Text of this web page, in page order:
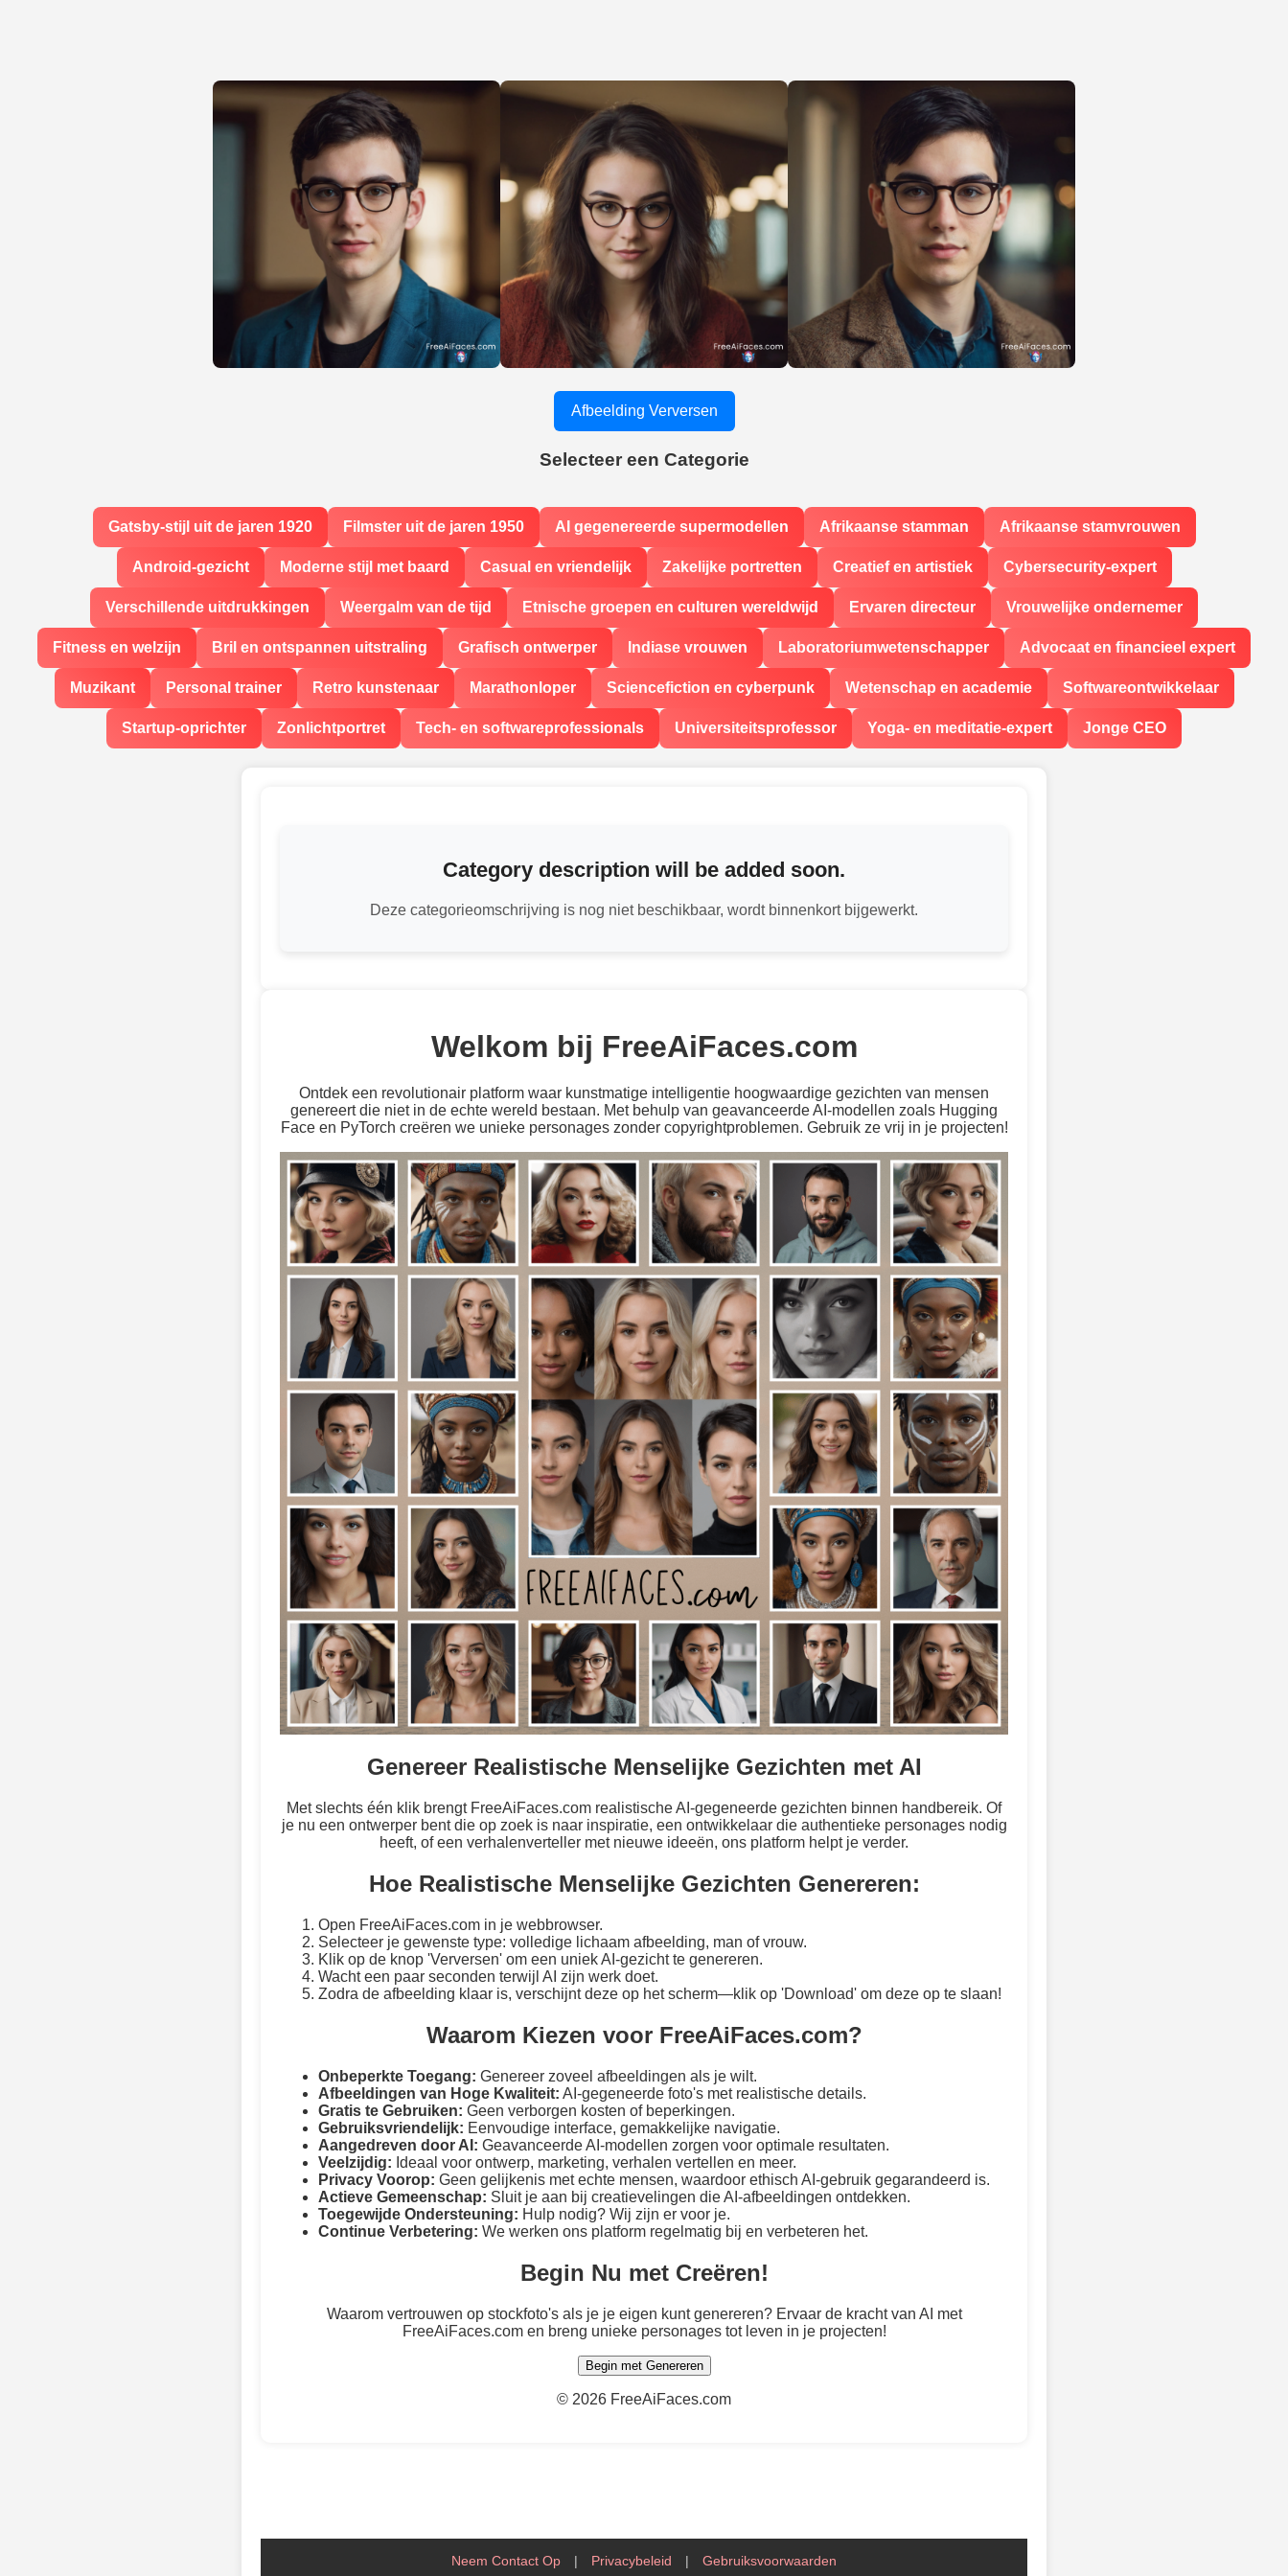
Afbeelding Verversen
Selecteer een Categorie
Gatsby-stijl uit de jaren 1920 Filmster uit de jaren 1950 AI gegenereerde supermodellen Afrikaanse stamman Afrikaanse stamvrouwen
Android-gezicht Moderne stijl met baard Casual en vriendelijk Zakelijke portretten Creatief en artistiek Cybersecurity-expert
Verschillende uitdrukkingen Weergalm van de tijd Etnische groepen en culturen wereldwijd Ervaren directeur Vrouwelijke ondernemer
Fitness en welzijn Bril en ontspannen uitstraling Grafisch ontwerper Indiase vrouwen Laboratoriumwetenschapper Advocaat en financieel expert
Muzikant Personal trainer Retro kunstenaar Marathonloper Sciencefiction en cyberpunk Wetenschap en academie Softwareontwikkelaar
Startup-oprichter Zonlichtportret Tech- en softwareprofessionals Universiteitsprofessor Yoga- en meditatie-expert Jonge CEO
Category description will be added soon.
Deze categorieomschrijving is nog niet beschikbaar, wordt binnenkort bijgewerkt.
Welkom bij FreeAiFaces.com
Ontdek een revolutionair platform waar kunstmatige intelligentie hoogwaardige gezichten van mensen
genereert die niet in de echte wereld bestaan. Met behulp van geavanceerde AI-modellen zoals Hugging
Face en PyTorch creëren we unieke personages zonder copyrightproblemen. Gebruik ze vrij in je projecten!
Genereer Realistische Menselijke Gezichten met AI
Met slechts één klik brengt FreeAiFaces.com realistische AI-gegeneerde gezichten binnen handbereik. Of
je nu een ontwerper bent die op zoek is naar inspiratie, een ontwikkelaar die authentieke personages nodig
heeft, of een verhalenverteller met nieuwe ideeën, ons platform helpt je verder.
Hoe Realistische Menselijke Gezichten Genereren:
Open FreeAiFaces.com in je webbrowser.
Selecteer je gewenste type: volledige lichaam afbeelding, man of vrouw.
Klik op de knop 'Verversen' om een uniek AI-gezicht te genereren.
Wacht een paar seconden terwijl AI zijn werk doet.
Zodra de afbeelding klaar is, verschijnt deze op het scherm—klik op 'Download' om deze op te slaan!
Waarom Kiezen voor FreeAiFaces.com?
Onbeperkte Toegang: Genereer zoveel afbeeldingen als je wilt.
Afbeeldingen van Hoge Kwaliteit: AI-gegeneerde foto's met realistische details.
Gratis te Gebruiken: Geen verborgen kosten of beperkingen.
Gebruiksvriendelijk: Eenvoudige interface, gemakkelijke navigatie.
Aangedreven door AI: Geavanceerde AI-modellen zorgen voor optimale resultaten.
Veelzijdig: Ideaal voor ontwerp, marketing, verhalen vertellen en meer.
Privacy Voorop: Geen gelijkenis met echte mensen, waardoor ethisch AI-gebruik gegarandeerd is.
Actieve Gemeenschap: Sluit je aan bij creatievelingen die AI-afbeeldingen ontdekken.
Toegewijde Ondersteuning: Hulp nodig? Wij zijn er voor je.
Continue Verbetering: We werken ons platform regelmatig bij en verbeteren het.
Begin Nu met Creëren!
Waarom vertrouwen op stockfoto's als je je eigen kunt genereren? Ervaar de kracht van AI met
FreeAiFaces.com en breng unieke personages tot leven in je projecten!
Begin met Genereren
© 2026 FreeAiFaces.com
Neem Contact Op | Privacybeleid | Gebruiksvoorwaarden